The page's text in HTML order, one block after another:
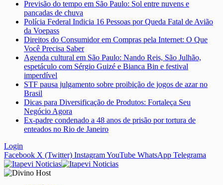
Previsão do tempo em São Paulo: Sol entre nuvens e
pancadas de chuva
Polícia Federal Indicia 16 Pessoas por Queda Fatal de Avião
da Voepass
Direitos do Consumidor em Compras pela Internet: O Que
Você Precisa Saber
Agenda cultural em São Paulo: Nando Reis, São Julhão,
espetáculo com Sérgio Guizé e Bianca Bin e festival
imperdível
STF pausa julgamento sobre proibição de jogos de azar no
Brasil
Dicas para Diversificação de Produtos: Fortaleça Seu
Negócio Agora
Ex-padre condenado a 48 anos de prisão por tortura de
enteados no Rio de Janeiro
Login
Facebook X (Twitter) InstagramYouTube WhatsApp Telegrama